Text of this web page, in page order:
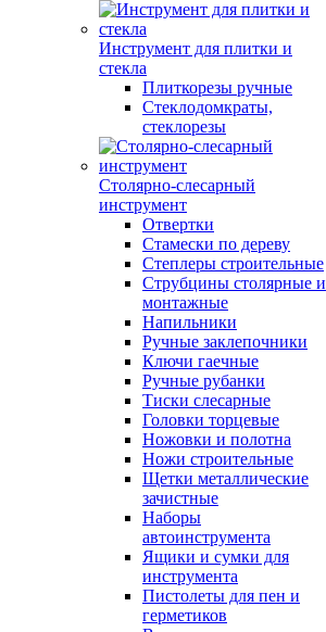
Инструмент для плитки и
стекла
Плиткорезы ручные
Стеклодомкраты,
стеклорезы
Столярно-слесарный
инструмент
Отвертки
Стамески по дереву
Степлеры строительные
Струбцины столярные и
монтажные
Напильники
Ручные заклепочники
Ключи гаечные
Ручные рубанки
Тиски слесарные
Головки торцевые
Ножовки и полотна
Ножи строительные
Щетки металлические
зачистные
Наборы
автоинструмента
Ящики и сумки для
инструмента
Пистолеты для пен и
герметиков